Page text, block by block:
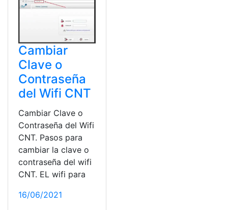
Cambiar
Clave o
Contraseña
del Wifi CNT
Cambiar Clave o
Contraseña del Wifi
CNT. Pasos para
cambiar la clave o
contraseña del wifi
CNT. EL wifi para
16/06/2021